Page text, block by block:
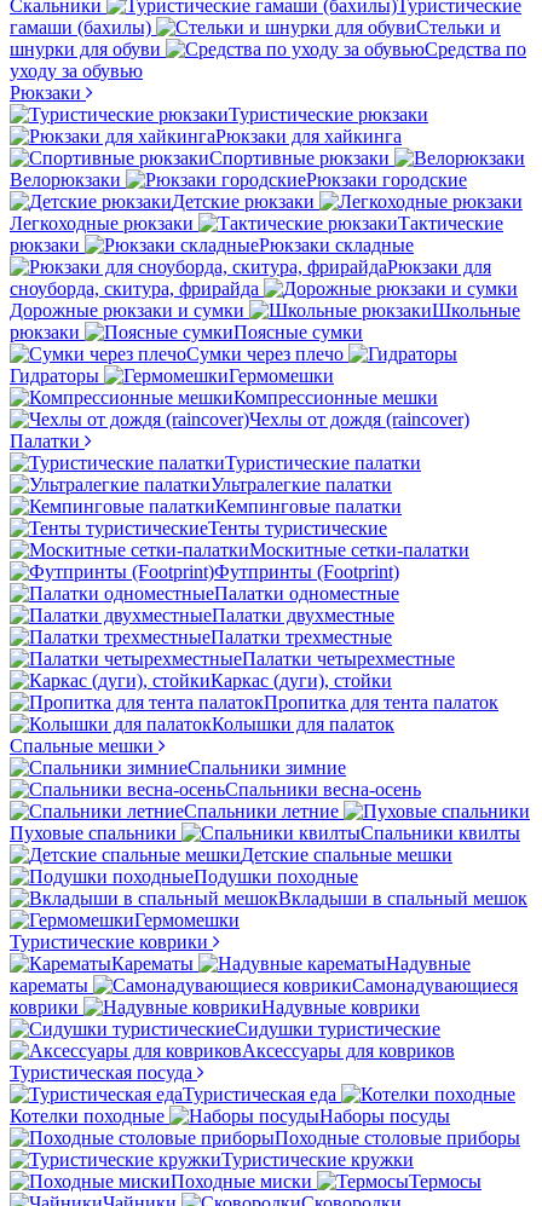
Скальники
Туристические
гамаши (бахилы)
Стельки и
шнурки для обуви
Средства по
уходу за обувью
Рюкзаки
Туристические рюкзаки
Рюкзаки для хайкинга
Спортивные рюкзаки
Велорюкзаки
Рюкзаки городские
Детские рюкзаки
Легкоходные рюкзаки
Тактические
рюкзаки
Рюкзаки складные
Рюкзаки для
сноуборда, скитура, фрирайда
Дорожные рюкзаки и сумки
Школьные
рюкзаки
Поясные сумки
Сумки через плечо
Гидраторы
Гермомешки
Компрессионные мешки
Чехлы от дождя (raincover)
Палатки
Туристические палатки
Ультралегкие палатки
Кемпинговые палатки
Тенты туристические
Москитные сетки-палатки
Футпринты (Footprint)
Палатки одноместные
Палатки двухместные
Палатки трехместные
Палатки четырехместные
Каркас (дуги), стойки
Пропитка для тента палаток
Колышки для палаток
Спальные мешки
Спальники зимние
Спальники весна-осень
Спальники летние
Пуховые спальники
Спальники квилты
Детские спальные мешки
Подушки походные
Вкладыши в спальный мешок
Гермомешки
Туристические коврики
Карематы
Надувные
карематы
Самонадувающиеся
коврики
Надувные коврики
Сидушки туристические
Аксессуары для ковриков
Туристическая посуда
Туристическая еда
Котелки походные
Наборы посуды
Походные столовые приборы
Туристические кружки
Походные миски
Термосы